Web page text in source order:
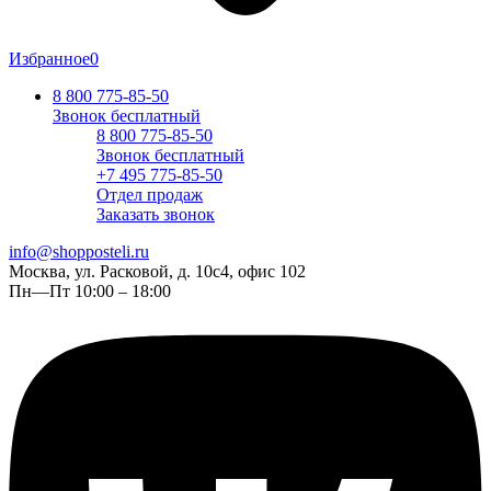
Избранное0
8 800 775-85-50
Звонок бесплатный
8 800 775-85-50
Звонок бесплатный
+7 495 775-85-50
Отдел продаж
Заказать звонок
info@shopposteli.ru
Москва, ул. Расковой, д. 10с4, офис 102
Пн—Пт 10:00 – 18:00